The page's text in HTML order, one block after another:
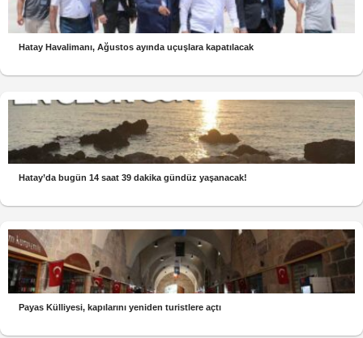
Hatay Havalimanı, Ağustos ayında uçuşlara kapatılacak
Hatay’da bugün 14 saat 39 dakika gündüz yaşanacak!
Payas Külliyesi, kapılarını yeniden turistlere açtı